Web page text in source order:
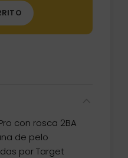
Pro Gold 26mm 109920
con rosca 2BA
de pelo
por Target